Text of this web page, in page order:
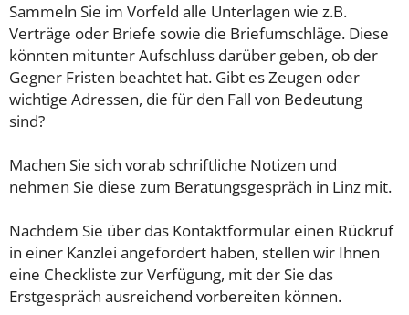
Sammeln Sie im Vorfeld alle Unterlagen wie z.B.
Verträge oder Briefe sowie die Briefumschläge. Diese
könnten mitunter Aufschluss darüber geben, ob der
Gegner Fristen beachtet hat. Gibt es Zeugen oder
wichtige Adressen, die für den Fall von Bedeutung
sind?
Machen Sie sich vorab schriftliche Notizen und
nehmen Sie diese zum Beratungsgespräch in Linz mit.
Nachdem Sie über das Kontaktformular einen Rückruf
in einer Kanzlei angefordert haben, stellen wir Ihnen
eine Checkliste zur Verfügung, mit der Sie das
Erstgespräch ausreichend vorbereiten können.